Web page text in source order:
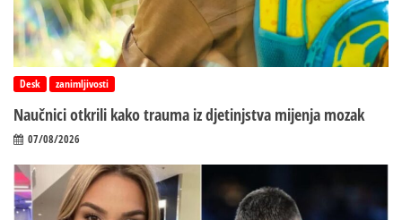
Desk zanimljivosti
Naučnici otkrili kako trauma iz d‌jetinjstva mijenja mozak
07/08/2026